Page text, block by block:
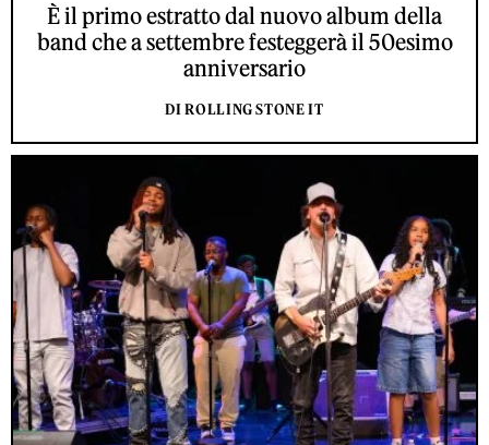
È il primo estratto dal nuovo album della
band che a settembre festeggerà il 50esimo
anniversario
DI ROLLING STONE IT